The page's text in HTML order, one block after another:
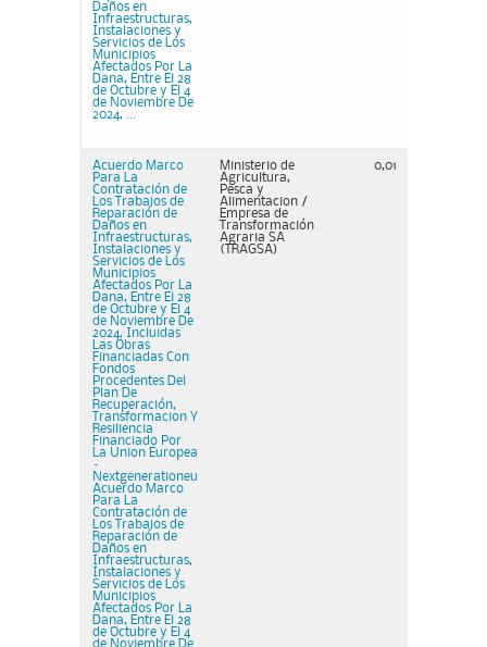
Daños en
Infraestructuras,
Instalaciones y
Servicios de Los
Municipios
Afectados Por La
Dana, Entre El 28
de Octubre y El 4
de Noviembre De
2024, ...
Acuerdo Marco
Para La
Contratación de
Los Trabajos de
Reparación de
Daños en
Infraestructuras,
Instalaciones y
Servicios de Los
Municipios
Afectados Por La
Dana, Entre El 28
de Octubre y El 4
de Noviembre De
2024, Incluidas
Las Obras
Financiadas Con
Fondos
Procedentes Del
Plan De
Recuperación,
Transformacion Y
Resiliencia
Financiado Por
La Union Europea
–
Nextgenerationeu
Acuerdo Marco
Para La
Contratación de
Los Trabajos de
Reparación de
Daños en
Infraestructuras,
Instalaciones y
Servicios de Los
Municipios
Afectados Por La
Dana, Entre El 28
de Octubre y El 4
de Noviembre De
Ministerio de
Agricultura,
Pesca y
Alimentacion /
Empresa de
Transformación
Agraria SA
(TRAGSA)
0,01